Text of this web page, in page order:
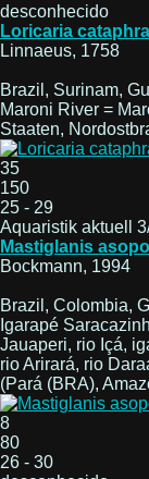
desconhecido
Loricaria
Linnaeus, 1758
Brazil, Surinam,
Maroni River =
Staaten,
35
150
25 - 29
Aquaristik aktuell
Mastiglanis
Bockmann, 1994
Brazil, Colombia,
Igarapé
Jauaperi, rio Içá,
rio Arirará, rio
(Pará (BRA),
8
80
26 - 30